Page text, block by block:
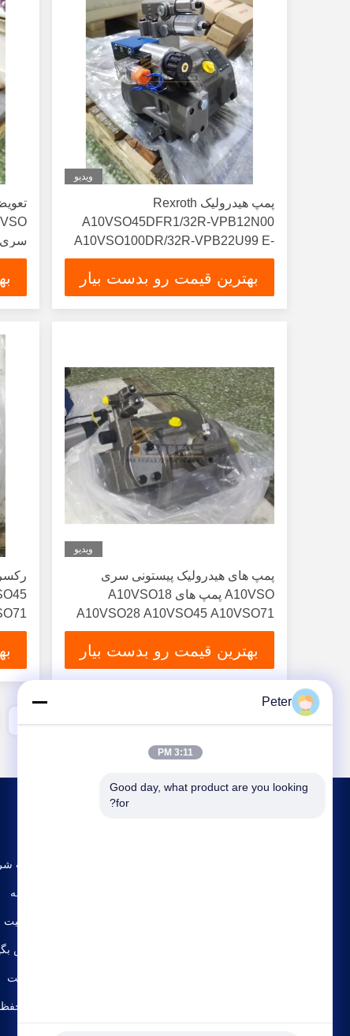
ویدیو
پمپ هیدرولیک Rexroth
A10VSO45DFR1/32R-VPB12N00
A10VSO100DR/32R-VPB22U99 E-
A10VSO140DR/31R-PPB12N00
بهترین قیمت رو بدست بیار
ویدیو
پمپ های هیدرولیک پیستونی سری
A10VSO پمپ های A10VSO18
A10VSO28 A10VSO45 A10VSO71
A10VSO100 A10VSO140
A10VSO18DR/31R-VSC12N00
بهترین قیمت رو بدست بیار
متغیر
مشخصات
تور کارخانه
کنترل کیفیت
با ما تماس
نقشه سایت
سیاست
Peter
3:11 PM
Good day, what product are you looking
for?